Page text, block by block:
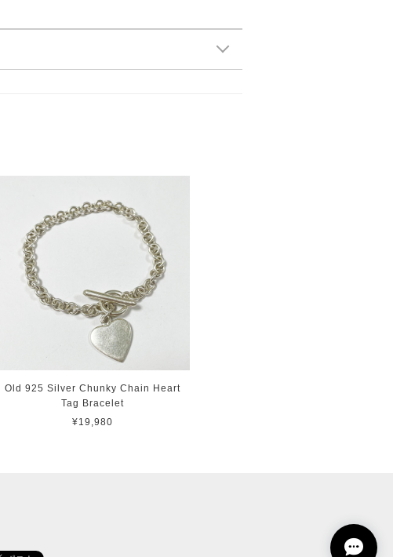
Old 925 Silver Chunky Chain Heart
Tag Bracelet
¥19,980